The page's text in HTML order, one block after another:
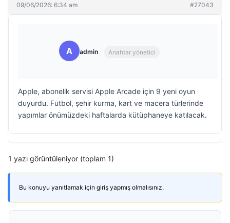
09/06/2026: 6:34 am #27043
A admin Anahtar yönetici
Apple, abonelik servisi Apple Arcade için 9 yeni oyun
duyurdu. Futbol, şehir kurma, kart ve macera türlerinde
yapımlar önümüzdeki haftalarda kütüphaneye katılacak.
1 yazı görüntüleniyor (toplam 1)
Bu konuyu yanıtlamak için giriş yapmış olmalısınız.